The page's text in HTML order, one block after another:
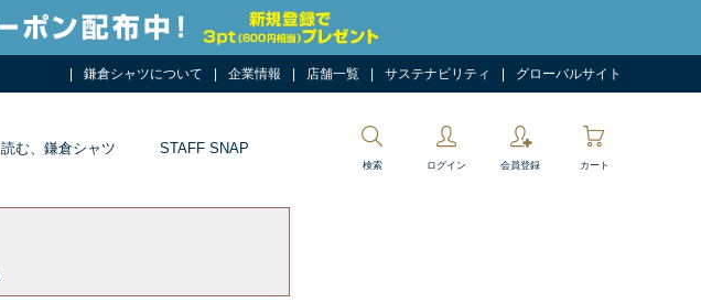
鎌倉シャツについて 企業情報 店舗一覧 サステナビリティ グローバルサイト
読む、鎌倉シャツ STAFF SNAP
検索 ログイン 会員登録 カート